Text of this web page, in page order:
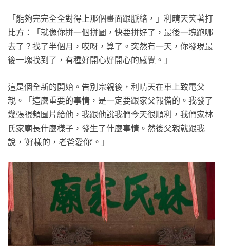
「能夠完完全全對得上那個畫面跟脈絡，」利晴天笑著打
比方：「就像你拼一個拼圖，快要拼好了，最後一塊跑哪
去了？找了半個月，哎呀，算了。突然有一天，你發現最
後一塊找到了，有種好開心好開心的感覺。」
這是個全新的開始。告別宗親後，利晴天在車上致電父
親。「這麼重要的事情，是一定要跟家父報備的。我發了
幾張視頻圖片給他，我跟他說我們今天很順利，我們家林
氏家廟長什麼樣子，發生了什麼事情。然後父親就跟我
說，‘好樣的，老爸愛你’。」